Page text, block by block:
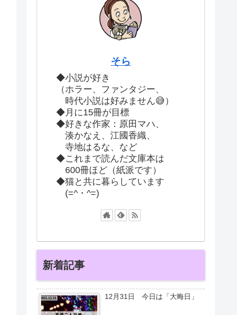
そら
◆小説が好き
（ホラー、ファンタジー、
時代小説は好みません😅）
◆月に15冊が目標
◆好きな作家：原田マハ、
湊かなえ、江國香織、
寺地はるな、など
◆これまで読んだ文庫本は
600冊ほど（紙派です）
◆猫と共に暮らしています
(=^・^=)
新着記事
12月31日 今日は「大晦日」